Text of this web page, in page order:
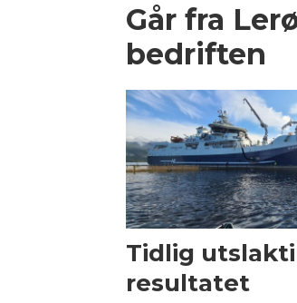
Går fra
bedriften
Tidlig
resultatet